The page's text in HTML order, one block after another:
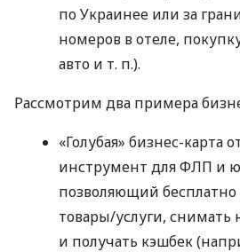
по Украинее или за
номеров в отеле,
авто и т. п.).
Рассмотрим два примера
«Голубая» бизнес-карта
инструмент для ФЛП и
позволяющий бесплатно
товары/услуги,
и получать кэшбек